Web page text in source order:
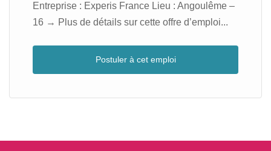
Entreprise : Experis France Lieu : Angoulême –
16 → Plus de détails sur cette offre d’emploi...
Postuler à cet emploi